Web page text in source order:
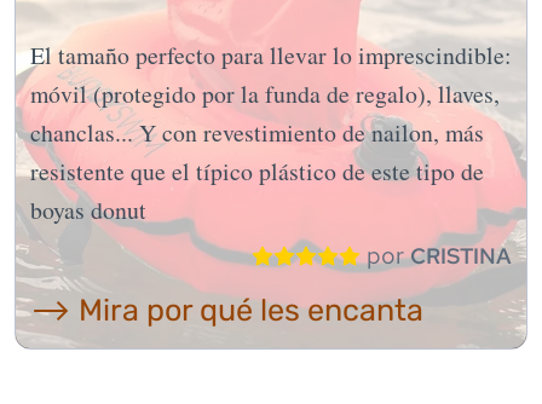
El tamaño perfecto para llevar lo imprescindible:
móvil (protegido por la funda de regalo), llaves,
chanclas... Y con revestimiento de nailon, más
resistente que el típico plástico de este tipo de
boyas donut
porCRISTINA
⟶ Mira por qué les encanta